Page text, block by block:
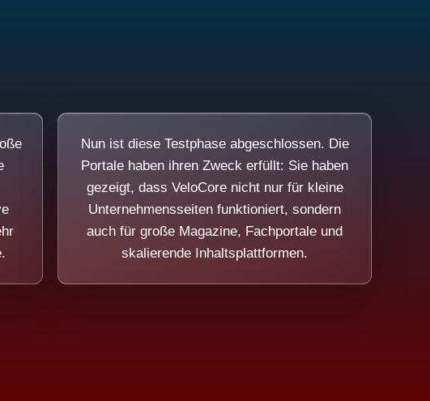
Nun ist diese Testphase abgeschlossen. Die
Portale haben ihren Zweck erfüllt: Sie haben
gezeigt, dass VeloCore nicht nur für kleine
Unternehmensseiten funktioniert, sondern
auch für große Magazine, Fachportale und
skalierende Inhaltsplattformen.